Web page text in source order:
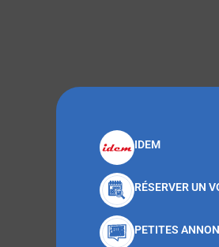
IDEM
RÉSERVER UN
PETITES